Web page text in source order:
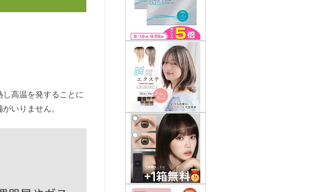
高温を発することに
いりません。